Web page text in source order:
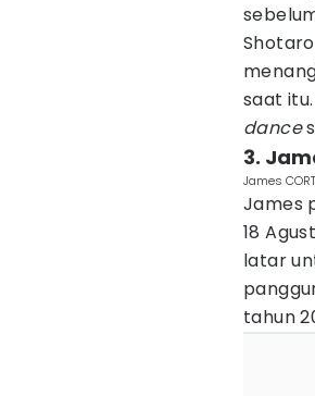
saat
dance
3.
James
James
18
latar
tahun